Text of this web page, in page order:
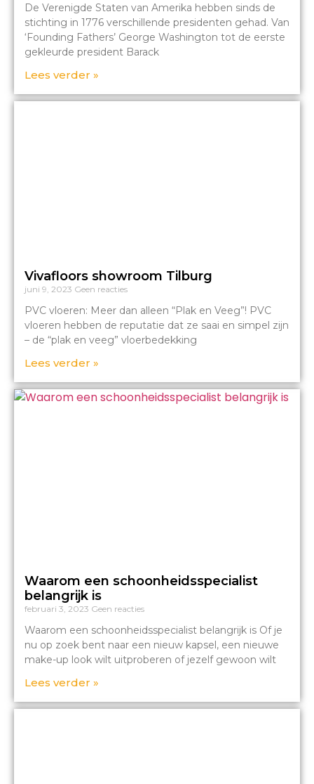
De Verenigde Staten van Amerika hebben sinds de
stichting in 1776 verschillende presidenten gehad. Van
‘Founding Fathers’ George Washington tot de eerste
gekleurde president Barack
Lees verder »
Vivafloors showroom Tilburg
juni 9, 2023 Geen reacties
PVC vloeren: Meer dan alleen “Plak en Veeg”! PVC
vloeren hebben de reputatie dat ze saai en simpel zijn
– de “plak en veeg” vloerbedekking
Lees verder »
Waarom een schoonheidsspecialist
belangrijk is
februari 3, 2023 Geen reacties
Waarom een schoonheidsspecialist belangrijk is Of je
nu op zoek bent naar een nieuw kapsel, een nieuwe
make-up look wilt uitproberen of jezelf gewoon wilt
Lees verder »